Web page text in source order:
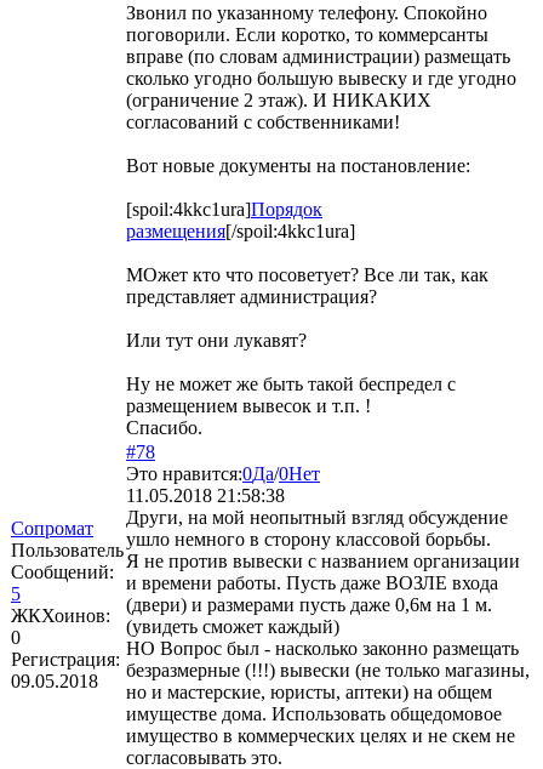
Звонил по указанному телефону. Спокойно
поговорили. Если коротко, то коммерсанты
вправе (по словам администрации) размещать
сколько угодно большую вывеску и где угодно
(ограничение 2 этаж). И НИКАКИХ
согласований с собственниками!
Вот новые документы на постановление:
[spoil:4kkc1ura]Порядок
размещения[/spoil:4kkc1ura]
МОжет кто что посоветует? Все ли так, как
представляет администрация?
Или тут они лукавят?
Ну не может же быть такой беспредел с
размещением вывесок и т.п. !
Спасибо.
Сопромат
Пользователь
Сообщений:
5
ЖКХоинов:
0
Регистрация:
09.05.2018
#78
Это нравится:0Да/0Нет
11.05.2018 21:58:38
Други, на мой неопытный взгляд обсуждение
ушло немного в сторону классовой борьбы.
Я не против вывески с названием организации
и времени работы. Пусть даже ВОЗЛЕ входа
(двери) и размерами пусть даже 0,6м на 1 м.
(увидеть сможет каждый)
НО Вопрос был - насколько законно размещать
безразмерные (!!!) вывески (не только магазины,
но и мастерские, юристы, аптеки) на общем
имуществе дома. Использовать общедомовое
имущество в коммерческих целях и не скем не
согласовывать это.